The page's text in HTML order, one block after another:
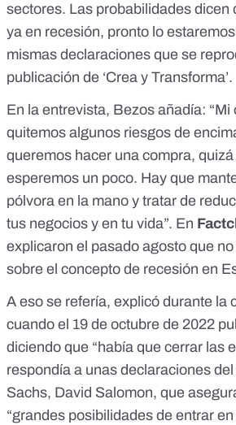
sectores. Las probabilidades dicen
ya en recesión, pronto lo
mismas declaraciones que se
publicación de ‘Crea y Transforma’.
En la entrevista, Bezos añadía: “Mi
quitemos algunos riesgos de
queremos hacer una compra,
esperemos un poco. Hay que
pólvora en la mano y tratar de
tus negocios y en tu vida”. En
explicaron el pasado agosto que
sobre el concepto de recesión en
A eso se refería, explicó durante la
cuando el 19 de octubre de 2022
diciendo que “había que cerrar las
respondía a unas declaraciones
Sachs, David Salomon, que
“grandes posibilidades de entrar